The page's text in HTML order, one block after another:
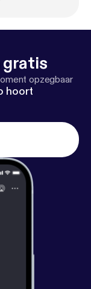
gratis
opzegbaar
hoort